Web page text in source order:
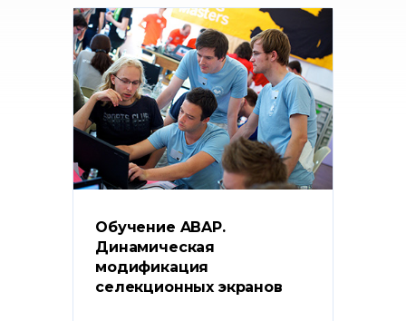
Обучение ABAP.
Динамическая
модификация
селекционных экранов